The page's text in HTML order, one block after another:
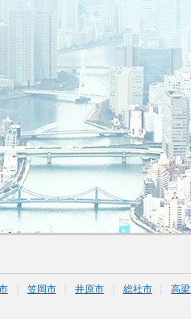
笠岡市 井原市 総社市 高